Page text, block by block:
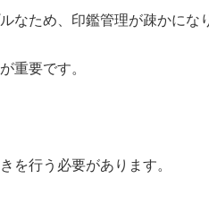
なため、印鑑管理が疎かにな
重要です。
を行う必要があります。